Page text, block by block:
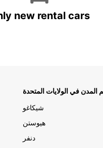
باختصار، إذا كنت تبحث عن خدمة
new rental cars
المدن في الولايات المتحدة
شيكاغو
هيوستن
دنفر